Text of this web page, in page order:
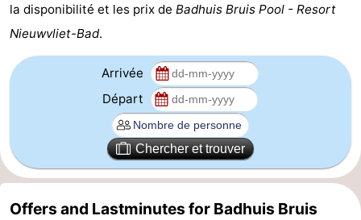
la disponibilité et les prix de Badhuis Bruis Pool - Resort
Nieuwvliet-Bad.
Arrivée
Départ
Chercher et trouver
Offers and Lastminutes for Badhuis Bruis